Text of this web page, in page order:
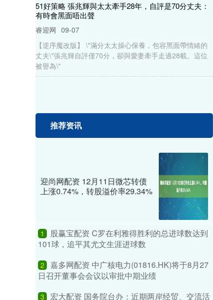
51好策略 張兆輝與太太牽手28年，自評是70分丈夫：
有時會黑面唔出聲
睿迎网 09-07
【逆序魔改版】 \"滿分太太操心保養，包容黑面帶情緒的
丈夫\"張兆輝自評僅70分，卻與愛妻牽手走過28載。這位
被譽為\"
推荐资讯
迎尚网配资 12月11日微芯转债
上涨0.74%，转股溢价率29.34%
1
股赢宝配资 C罗在利雅得胜利的总进球数达到
101球，追平其尤文生涯进球数
2
嘉多网配资 中广核电力(01816.HK)将于8月27
日召开董事会会议以审批中期业绩
3 宏大配资 国务院台办：近期两岸经贸、交流活